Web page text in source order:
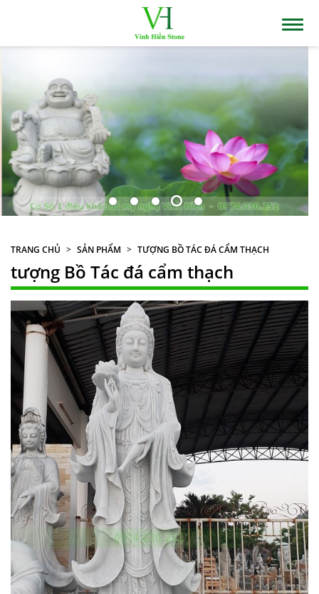
TRANG CHỦ SẢN PHẨM TƯỢNG BỒ TÁC ĐÁ CẨM THẠCH
tượng Bồ Tác đá cẩm thạch